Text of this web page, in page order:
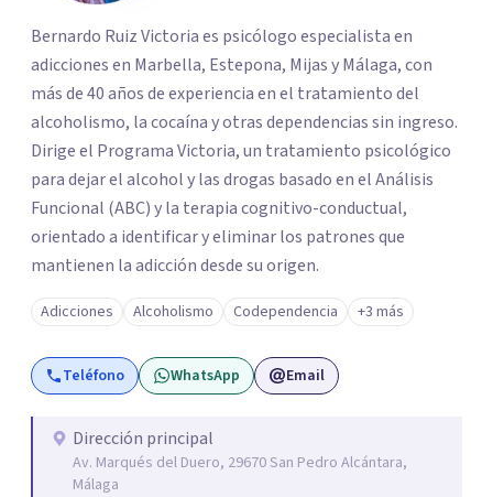
Bernardo Ruiz Victoria es psicólogo especialista en
adicciones en Marbella, Estepona, Mijas y Málaga, con
más de 40 años de experiencia en el tratamiento del
alcoholismo, la cocaína y otras dependencias sin ingreso.
Dirige el Programa Victoria, un tratamiento psicológico
para dejar el alcohol y las drogas basado en el Análisis
Funcional (ABC) y la terapia cognitivo-conductual,
orientado a identificar y eliminar los patrones que
mantienen la adicción desde su origen.
Adicciones Alcoholismo Codependencia +3 más
Teléfono WhatsApp Email
Dirección principal
Av. Marqués del Duero, 29670 San Pedro Alcántara,
Málaga